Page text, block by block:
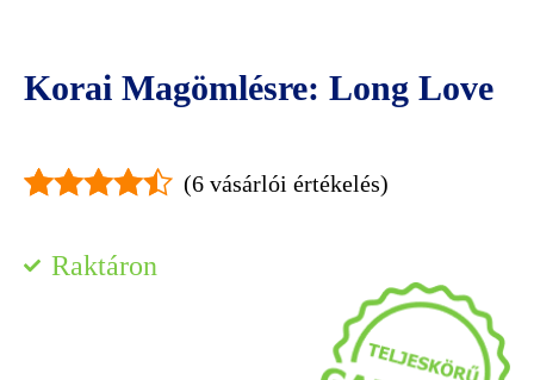
Korai Magömlésre: Long Love
4.33 az 5-
ből,
(6vásárlói értékelés)
Raktáron